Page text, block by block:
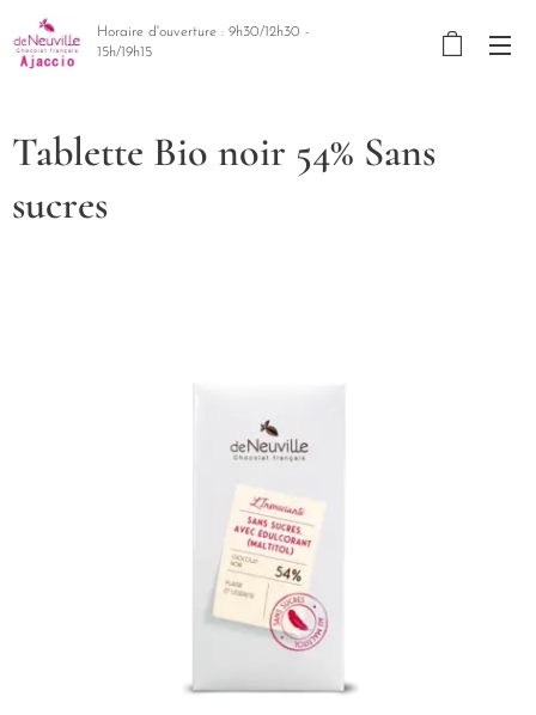
Horaire d'ouverture : 9h30/12h30 -
15h/19h15
Tablette Bio noir 54% Sans
sucres